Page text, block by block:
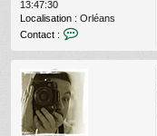
13:47:30
Localisation : Orléans
Contact :
n
t